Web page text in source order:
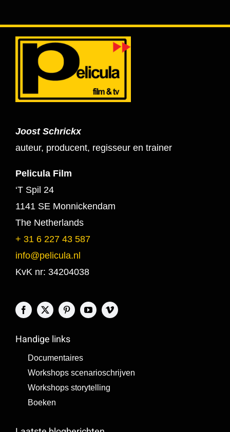
Joost Schrickx
auteur, producent, regisseur en trainer
Pelicula Film
‘T Spil 24
1141 SE Monnickendam
The Netherlands
+ 31 6 227 43 587
info@pelicula.nl
KvK nr: 34204038
Handige links
Documentaires
Workshops scenarioschrijven
Workshops storytelling
Boeken